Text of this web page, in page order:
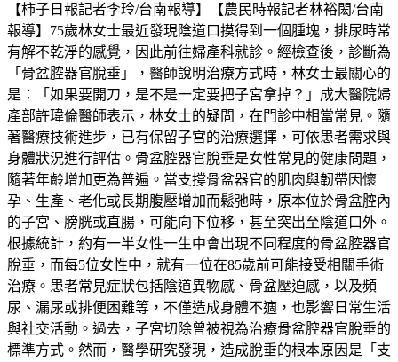
【柿子日報記者李玲/台南報導】【農民時報記者林裕閎/台南
報導】75歲林女士最近發現陰道口摸得到一個腫塊，排尿時常
有解不乾淨的感覺，因此前往婦產科就診。經檢查後，診斷為
「骨盆腔器官脫垂」，醫師說明治療方式時，林女士最關心的
是：「如果要開刀，是不是一定要把子宮拿掉？」成大醫院婦
產部許瑋倫醫師表示，林女士的疑問，在門診中相當常見。隨
著醫療技術進步，已有保留子宮的治療選擇，可依患者需求與
身體狀況進行評估。骨盆腔器官脫垂是女性常見的健康問題，
隨著年齡增加更為普遍。當支撐骨盆器官的肌肉與韌帶因懷
孕、生產、老化或長期腹壓增加而鬆弛時，原本位於骨盆腔內
的子宮、膀胱或直腸，可能向下位移，甚至突出至陰道口外。
根據統計，約有一半女性一生中會出現不同程度的骨盆腔器官
脫垂，而每5位女性中，就有一位在85歲前可能接受相關手術
治療。患者常見症狀包括陰道異物感、骨盆壓迫感，以及頻
尿、漏尿或排便困難等，不僅造成身體不適，也影響日常生活
與社交活動。過去，子宮切除曾被視為治療骨盆腔器官脫垂的
標準方式。然而，醫學研究發現，造成脫垂的根本原因是「支